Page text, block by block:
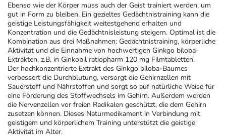
Ebenso wie der Körper muss auch der Geist trainiert werden, um
gut in Form zu bleiben. Ein gezieltes Gedächtnistraining kann die
geistige Leistungsfähigkeit weitestgehend erhalten und
Konzentration und die Gedächtnisleistung steigern. Optimal ist die
Kombination aus drei Maßnahmen: Gedächtnistraining, körperliche
Aktivität und die Einnahme von hochwertigen Ginkgo biloba-
Extrakten, z.B. in Ginkobil ratiopharm 120 mg Filmtabletten.
Der hochkonzentrierte Extrakt des Ginkgo biloba-Baumes
verbessert die Durchblutung, versorgt die Gehirnzellen mit
Sauerstoff und Nährstoffen und sorgt so auf natürliche Weise für
eine Förderung des Stoffwechsels im Gehirn. Außerdem werden
die Nervenzellen vor freien Radikalen geschützt, die dem Gehirn
zusetzen können. Dieses Naturmedikament in Verbindung mit
geistigem und körperlichem Training unterstützt die geistige
Aktivität im Alter.